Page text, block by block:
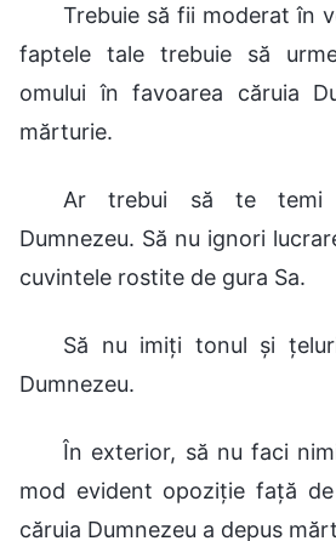
Trebuie să fii moderat în
faptele tale trebuie să
omului în favoarea căruia
mărturie.
Ar trebui să te temi
Dumnezeu. Să nu ignori
cuvintele rostite de gura Sa.
Să nu imiți tonul și
Dumnezeu.
În exterior, să nu faci
mod evident opoziție față
căruia Dumnezeu a depus